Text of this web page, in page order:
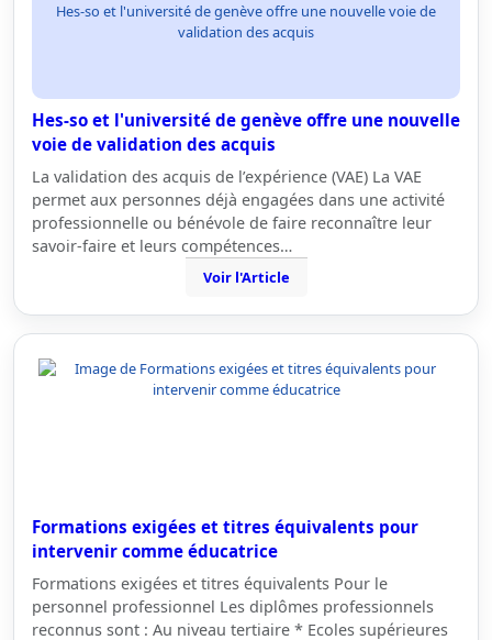
Hes-so et l'université de genève offre une nouvelle voie de
validation des acquis
Hes-so et l'université de genève offre une nouvelle
voie de validation des acquis
La validation des acquis de l’expérience (VAE) La VAE
permet aux personnes déjà engagées dans une activité
professionnelle ou bénévole de faire reconnaître leur
savoir-faire et leurs compétences…
Voir l'Article
Formations exigées et titres équivalents pour
intervenir comme éducatrice
Formations exigées et titres équivalents Pour le
personnel professionnel Les diplômes professionnels
reconnus sont : Au niveau tertiaire * Ecoles supérieures